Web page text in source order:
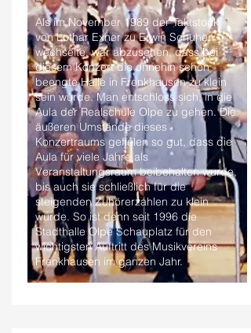
Als im November 1989 der Taktstock
von Lothar Exner zu Erwin Schuhen
wechselte, war abzusehen, dass bei
diesem Konzert die ohnehin schon
beengte Halle in Frenkhausen zu klein
sein würde. Man entschloss sich, in die
Aula der Realschule Olpe zu gehen. Die
äußeren Umstände dieses
Konzertraums gefielen so gut, dass die
Aula für viele Jahre als
Veranstaltungsraum beibehalten wurde,
bis auch sie schließlich für die
steigenden Zuhörerzahlen zu klein
wurde. So ist denn seit 1996 die
Stadthalle Olpe Schauplatz für den
wichtigsten Auftritt des Musikvereins
Frenkhausen im ganzen Jahr.